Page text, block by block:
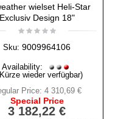
wielset Heli-Star
Exclusiv Design 18"
Sku: 9009964106
Availability:
wieder verfügbar)
Price: 4 310,69 €
Special Price
3 182,22 €